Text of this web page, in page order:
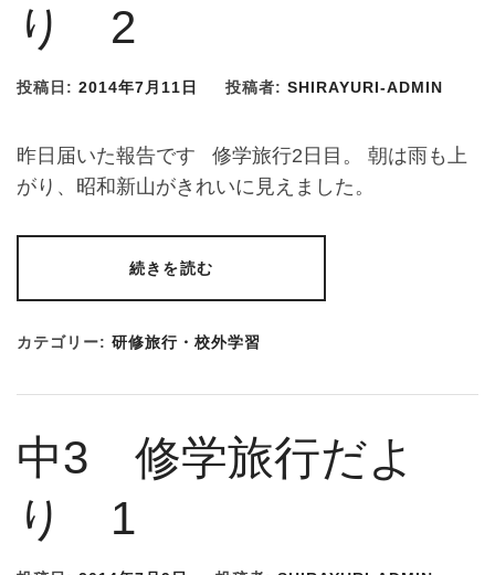
り 2
投稿日: 2014年7月11日 投稿者: SHIRAYURI-ADMIN
昨日届いた報告です 修学旅行2日目。 朝は雨も上
がり、昭和新山がきれいに見えました。
続きを読む
カテゴリー: 研修旅行・校外学習
中3 修学旅行だよ
り 1